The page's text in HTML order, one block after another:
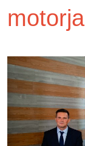
motorja